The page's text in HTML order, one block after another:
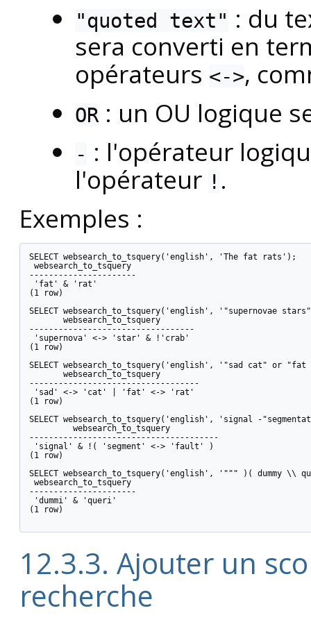
"quoted text" : du
sera converti en
opérateurs <->,
OR: un OU logique
- : l'opérateur
l'opérateur ! .
Exemples :
SELECT websearch_to_tsquery('english', 'The fat rats');
websearch_to_tsquery
----------------------
'fat' & 'rat'
(1 row)
SELECT websearch_to_tsquery('english', '"supernovae
       websearch_to_tsquery
----------------------------------
'supernova' <-> 'star' & !'crab'
(1 row)
SELECT websearch_to_tsquery('english', '"sad cat" or
       websearch_to_tsquery
-----------------------------------
'sad' <-> 'cat' | 'fat' <-> 'rat'
(1 row)
SELECT websearch_to_tsquery('english', 'signal -
         websearch_to_tsquery
---------------------------------------
'signal' & !( 'segment' <-> 'fault' )
(1 row)
SELECT websearch_to_tsquery('english', '""" )( dummy \\
websearch_to_tsquery
----------------------
'dummi' & 'queri'
(1 row)
12.3.3. Ajouter un
recherche